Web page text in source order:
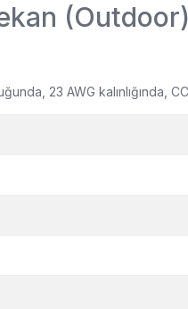
23 AWG kalınlığında,